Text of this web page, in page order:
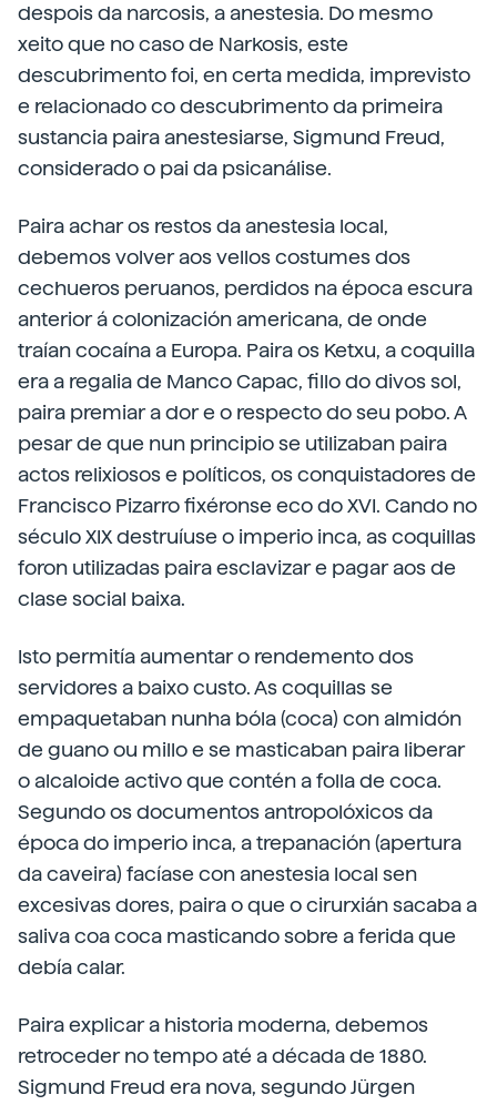
despois da narcosis, a anestesia. Do mesmo
xeito que no caso de Narkosis, este
descubrimento foi, en certa medida, imprevisto
e relacionado co descubrimento da primeira
sustancia paira anestesiarse, Sigmund Freud,
considerado o pai da psicanálise.
Paira achar os restos da anestesia local,
debemos volver aos vellos costumes dos
cechueros peruanos, perdidos na época escura
anterior á colonización americana, de onde
traían cocaína a Europa. Paira os Ketxu, a coquilla
era a regalia de Manco Capac, fillo do divos sol,
paira premiar a dor e o respecto do seu pobo. A
pesar de que nun principio se utilizaban paira
actos relixiosos e políticos, os conquistadores de
Francisco Pizarro fixéronse eco do XVI. Cando no
século XIX destruíuse o imperio inca, as coquillas
foron utilizadas paira esclavizar e pagar aos de
clase social baixa.
Isto permitía aumentar o rendemento dos
servidores a baixo custo. As coquillas se
empaquetaban nunha bóla (coca) con almidón
de guano ou millo e se masticaban paira liberar
o alcaloide activo que contén a folla de coca.
Segundo os documentos antropolóxicos da
época do imperio inca, a trepanación (apertura
da caveira) facíase con anestesia local sen
excesivas dores, paira o que o cirurxián sacaba a
saliva coa coca masticando sobre a ferida que
debía calar.
Paira explicar a historia moderna, debemos
retroceder no tempo até a década de 1880.
Sigmund Freud era nova, segundo Jürgen